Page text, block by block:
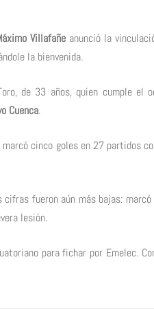
Villafañe anunció la
la bienvenida.
de 33 años, quien cumple
Cuenca.
marcó cinco goles en 27 partidos
fueron aún más bajas:
lesión.
para fichar por Emelec.